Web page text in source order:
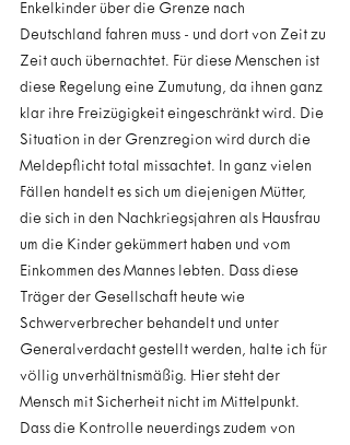
Enkelkinder über die Grenze nach
Deutschland fahren muss - und dort von Zeit zu
Zeit auch übernachtet. Für diese Menschen ist
diese Regelung eine Zumutung, da ihnen ganz
klar ihre Freizügigkeit eingeschränkt wird. Die
Situation in der Grenzregion wird durch die
Meldepflicht total missachtet. In ganz vielen
Fällen handelt es sich um diejenigen Mütter,
die sich in den Nachkriegsjahren als Hausfrau
um die Kinder gekümmert haben und vom
Einkommen des Mannes lebten. Dass diese
Träger der Gesellschaft heute wie
Schwerverbrecher behandelt und unter
Generalverdacht gestellt werden, halte ich für
völlig unverhältnismäßig. Hier steht der
Mensch mit Sicherheit nicht im Mittelpunkt.
Dass die Kontrolle neuerdings zudem von